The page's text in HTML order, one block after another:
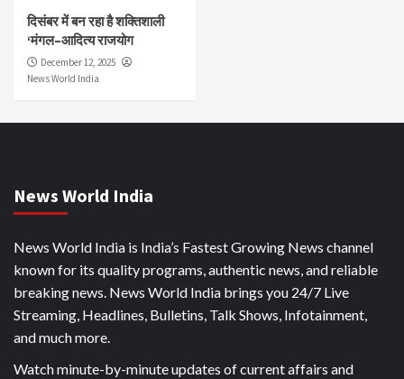
दिसंबर में बन रहा है शक्तिशाली
‘मंगल–आदित्य राजयोग
December 12, 2025
News World India
News World India
News World India is India’s Fastest Growing News channel
known for its quality programs, authentic news, and reliable
breaking news. News World India brings you 24/7 Live
Streaming, Headlines, Bulletins, Talk Shows, Infotainment,
and much more.
Watch minute-by-minute updates of current affairs and